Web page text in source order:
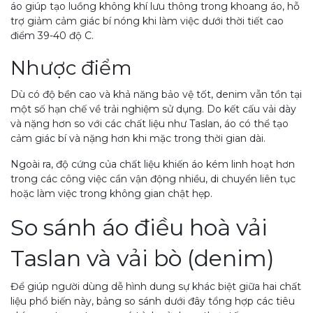
áo giúp tạo luồng không khí lưu thông trong khoang áo, hỗ
trợ giảm cảm giác bí nóng khi làm việc dưới thời tiết cao
điểm 39-40 độ C.
Nhược điểm
Dù có độ bền cao và khả năng bảo vệ tốt, denim vẫn tồn tại
một số hạn chế về trải nghiệm sử dụng. Do kết cấu vải dày
và nặng hơn so với các chất liệu như Taslan, áo có thể tạo
cảm giác bí và nặng hơn khi mặc trong thời gian dài.
Ngoài ra, độ cứng của chất liệu khiến áo kém linh hoạt hơn
trong các công việc cần vận động nhiều, di chuyển liên tục
hoặc làm việc trong không gian chật hẹp.
So sánh áo điều hoà vải
Taslan và vải bò (denim)
Để giúp người dùng dễ hình dung sự khác biệt giữa hai chất
liệu phổ biến này, bảng so sánh dưới đây tổng hợp các tiêu